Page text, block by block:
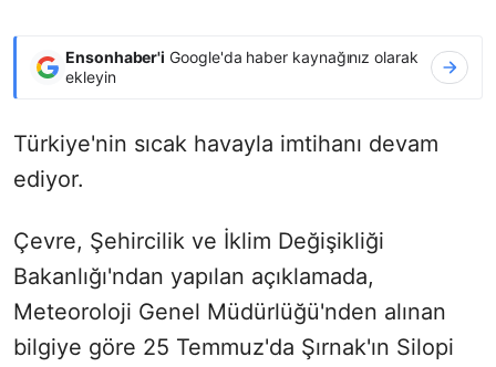
Ensonhaber'i Google'da haber kaynağınız olarak
ekleyin
Türkiye'nin sıcak havayla imtihanı devam
ediyor.
Çevre, Şehircilik ve İklim Değişikliği
Bakanlığı'ndan yapılan açıklamada,
Meteoroloji Genel Müdürlüğü'nden alınan
bilgiye göre 25 Temmuz'da Şırnak'ın Silopi